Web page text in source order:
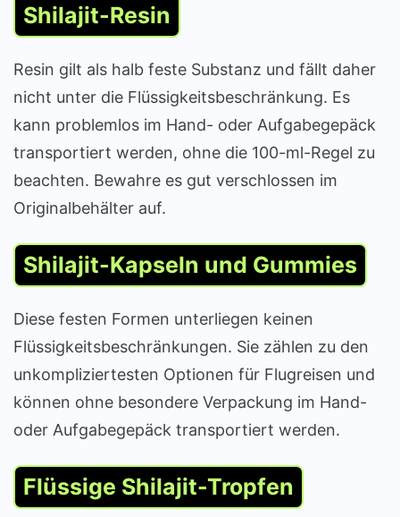
Shilajit-Resin
Resin gilt als halb feste Substanz und fällt daher
nicht unter die Flüssigkeitsbeschränkung. Es
kann problemlos im Hand- oder Aufgabegepäck
transportiert werden, ohne die 100-ml-Regel zu
beachten. Bewahre es gut verschlossen im
Originalbehälter auf.
Shilajit-Kapseln und Gummies
Diese festen Formen unterliegen keinen
Flüssigkeitsbeschränkungen. Sie zählen zu den
unkompliziertesten Optionen für Flugreisen und
können ohne besondere Verpackung im Hand-
oder Aufgabegepäck transportiert werden.
Flüssige Shilajit-Tropfen